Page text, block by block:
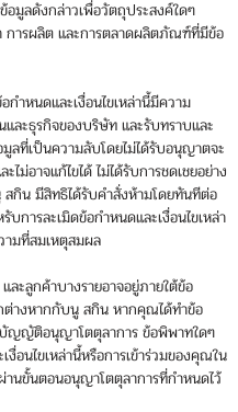
มูลดังกล่าวเพื่อวัตถุประสงค์ใดๆ
การผลิต และการตลาดผลิตภัณฑ์ที่มีข้อ
นดและเงื่อนไขเหล่านี้มีความ
ละธุรกิจของบริษัท และรับทราบและ
มูลที่เป็นความลับโดยไม่ได้รับอนุญาตจะ
ม่อาจแก้ไขได้ ไม่ได้รับการชดเชยอย่าง
สกิน มีสิทธิได้รับคำสั่งห้ามโดยทันทีต่อ
การละเมิดข้อกำหนดและเงื่อนไขเหล่า
ามที่สมเหตุสมผล
กค้าบางรายอาจอยู่ภายใต้ข้อ
ต่างหากกับนู สกิน หากคุณได้ทำข้อ
ญญัติอนุญาโตตุลาการ ข้อพิพาทใดๆ
อนไขเหล่านี้หรือการเข้าร่วมของคุณใน
านขั้นตอนอนุญาโตตุลาการที่กำหนดไว้